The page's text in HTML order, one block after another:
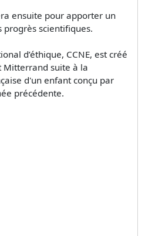
ensuite pour apporter un
scientifiques.
d’éthique, CCNE, est créé
Mitterrand suite à la
d'un enfant conçu par
précédente.